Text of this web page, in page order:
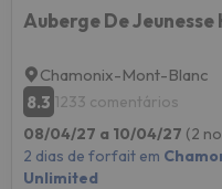
Auberge De Jeunesse
Chamonix-Mont-Blanc
8.3 1233 comentários
08/04/27 a 10/04/27 (2
2 dias de forfait em
Unlimited